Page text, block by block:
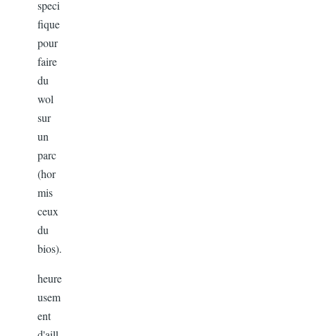
speci
fique
pour
faire
du
wol
sur
un
parc
(hor
mis
ceux
du
bios).
heure
usem
ent